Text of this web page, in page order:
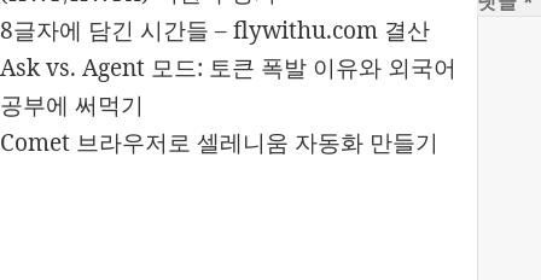
8글자에 담긴 시간들 – flywithu.com 결산
Ask vs. Agent 모드: 토큰 폭발 이유와 외국어
공부에 써먹기
Comet 브라우저로 셀레니움 자동화 만들기